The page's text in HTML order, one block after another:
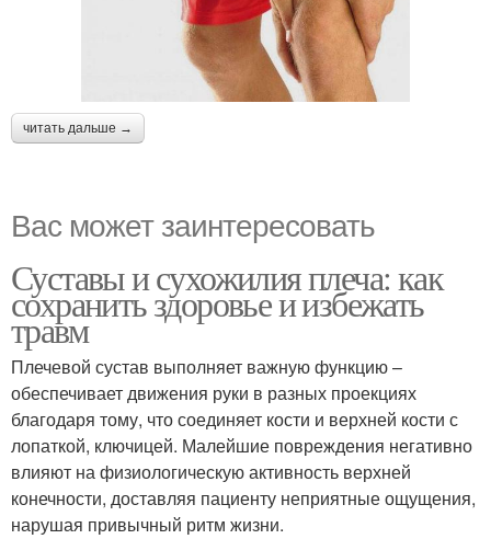
читать дальше →
Вас может заинтересовать
Суставы и сухожилия плеча: как
сохранить здоровье и избежать
травм
Плечевой сустав выполняет важную функцию –
обеспечивает движения руки в разных проекциях
благодаря тому, что соединяет кости и верхней кости с
лопаткой, ключицей. Малейшие повреждения негативно
влияют на физиологическую активность верхней
конечности, доставляя пациенту неприятные ощущения,
нарушая привычный ритм жизни.